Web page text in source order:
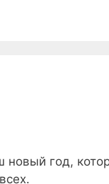
новый год,